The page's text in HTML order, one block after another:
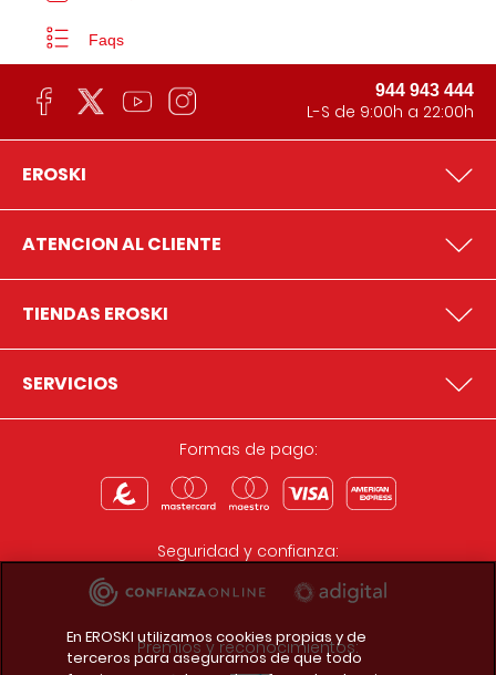
Faqs
944 943 444
L-S de 9:00h a 22:00h
EROSKI
ATENCION AL CLIENTE
TIENDAS EROSKI
SERVICIOS
Formas de pago:
Seguridad y confianza:
Premios y reconocimientos:
En EROSKI utilizamos cookies propias y de
terceros para asegurarnos de que todo